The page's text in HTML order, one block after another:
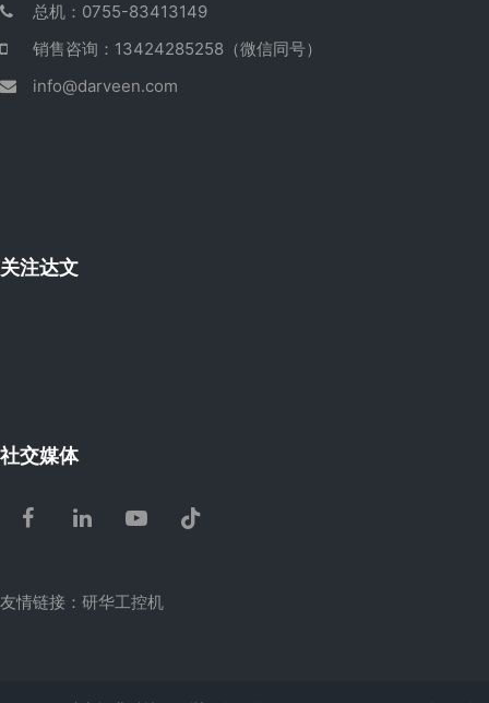
总机：0755-83413149
销售咨询：13424285258（微信同号）
info@darveen.com
关注达文
社交媒体
Facebook
LinkedInYoutubeTiktok
友情链接： 研华工控机